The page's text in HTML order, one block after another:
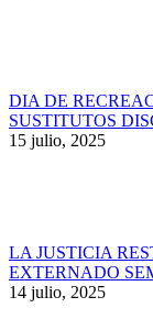
DIA DE
SUSTITUTOS
15 julio, 2025
LA JUSTICIA
EXTERNADO
14 julio, 2025